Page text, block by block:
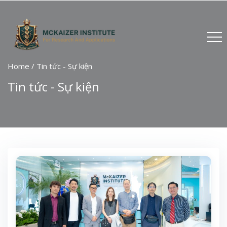
Home / Tin tức - Sự kiện
Tin tức - Sự kiện